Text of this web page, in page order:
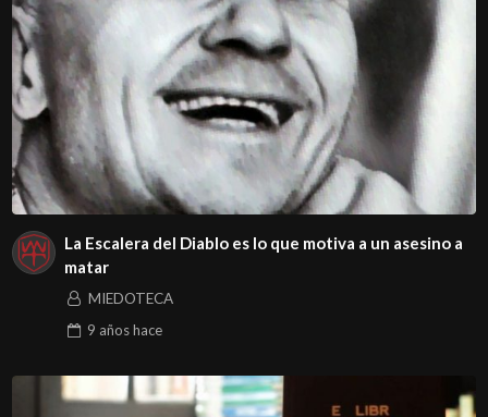
La Escalera del Diablo es lo que motiva a un asesino a
matar
MIEDOTECA
9 añoshace